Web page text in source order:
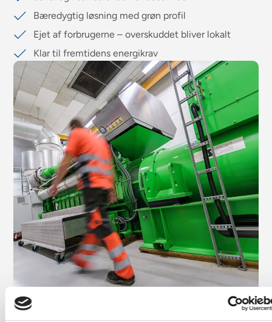
Bæredygtig løsning med grøn profil
Ejet af forbrugerne – overskuddet bliver lokalt
Klar til fremtidens energikrav